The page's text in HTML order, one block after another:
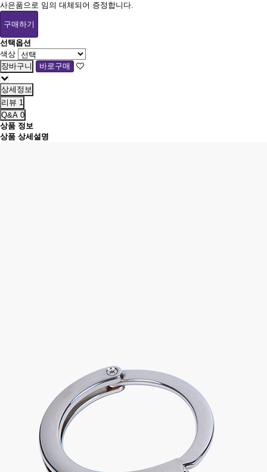
사은품으로 임의 대체되어 증정합니다.
구매하기
선택옵션
색상
상세정보
리뷰 1
Q&A 0
상품 정보
상품 상세설명